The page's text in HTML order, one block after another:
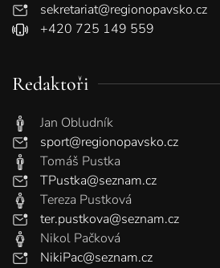
sekretariat@regionopavsko.cz
+420 725 149 559
Redaktoři
Jan Obludník
sport@regionopavsko.cz
Tomáš Pustka
TPustka@seznam.cz
Tereza Pustková
ter.pustkova@seznam.cz
Nikol Pačková
NikiPac@seznam.cz